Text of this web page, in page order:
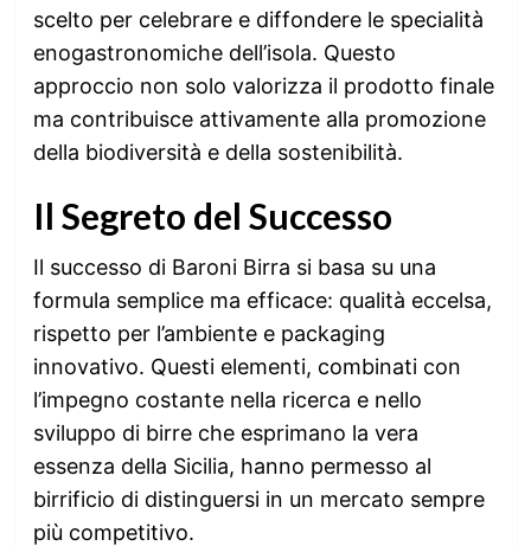
scelto per celebrare e diffondere le specialità
enogastronomiche dell’isola. Questo
approccio non solo valorizza il prodotto finale
ma contribuisce attivamente alla promozione
della biodiversità e della sostenibilità.
Il Segreto del Successo
Il successo di Baroni Birra si basa su una
formula semplice ma efficace: qualità eccelsa,
rispetto per l’ambiente e packaging
innovativo. Questi elementi, combinati con
l’impegno costante nella ricerca e nello
sviluppo di birre che esprimano la vera
essenza della Sicilia, hanno permesso al
birrificio di distinguersi in un mercato sempre
più competitivo.